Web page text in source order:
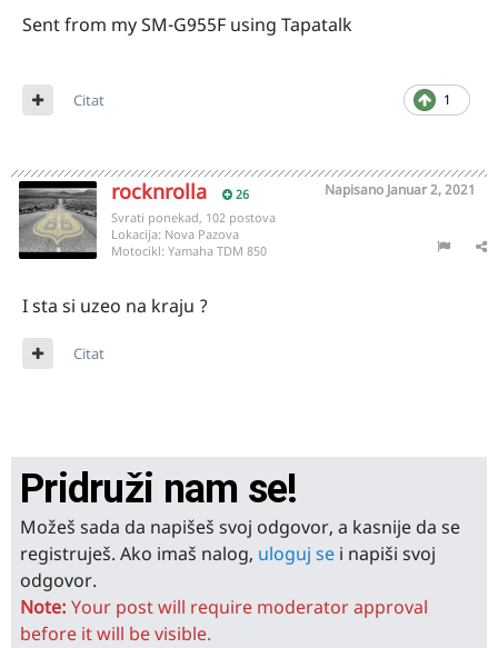
Sent from my SM-G955F using Tapatalk
1
Citat
rocknrolla 26 Napisano Januar 2, 2021
Svrati ponekad, 102 postova
Lokacija: Nova Pazova
Motocikl: Yamaha TDM 850
I sta si uzeo na kraju ?
Citat
Pridruži nam se!
Možeš sada da napišeš svoj odgovor, a kasnije da se
registruješ. Ako imaš nalog, uloguj se i napiši svoj
odgovor.
Note: Your post will require moderator approval
before it will be visible.